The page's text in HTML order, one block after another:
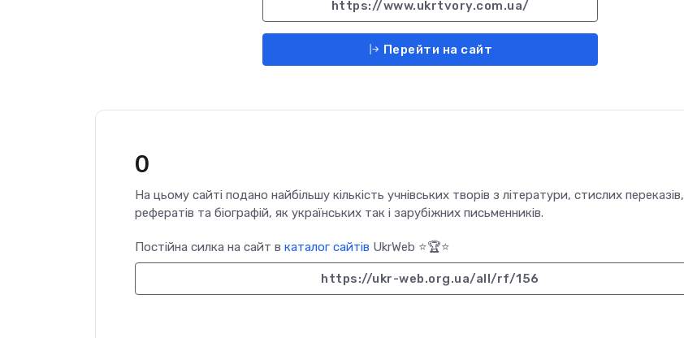
https://www.ukrtvory.com.ua/
Перейти на сайт
0
На цьому сайті подано найбільшу кількість учнівських творів з літератури, стислих переказів,
рефератів та біографій, як українських так і зарубіжних письменників.
Постійна силка на сайт в каталог сайтів UkrWeb ⭐🏆⭐
https://ukr-web.org.ua/all/rf/156